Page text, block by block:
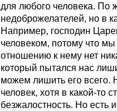
для любого человека. По
недоброжелателей, но в
Например, господин
человеком, потому что
отношению к нему нет
который пытался нас
можем лишить его всего.
человек, хотя в какой-то
безжалостность. Но есть